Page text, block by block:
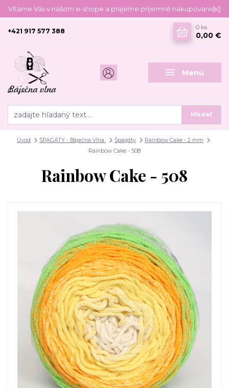
Vítame Vás v našom e-shope a prajeme príjemné nakupovanie :)
Menu
Hľadať
+421 917 577 388
0 ks
0,00 €
Úvod ŠPAGÁTY - Báječna Vlna Špagáty
Rainbow Cake - 2 mm
Rainbow Cake - 508
Rainbow Cake - 508